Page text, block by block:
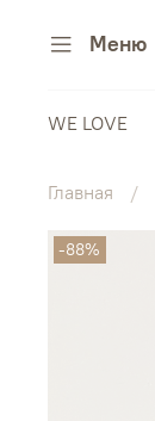
Меню
WE LOVE
Главная
-88%